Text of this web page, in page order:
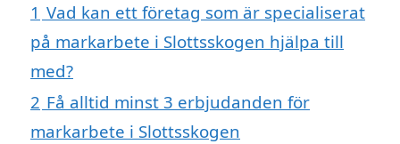
1 Vad kan ett företag som är specialiserat
på markarbete i Slottsskogen hjälpa till
med?
2 Få alltid minst 3 erbjudanden för
markarbete i Slottsskogen